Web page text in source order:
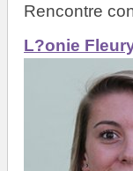
Rencontre
L?onie